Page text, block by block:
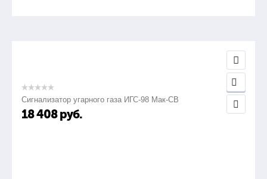
Сигнализатор угарного газа ИГС-98 Мак-СВ
18 408 руб.